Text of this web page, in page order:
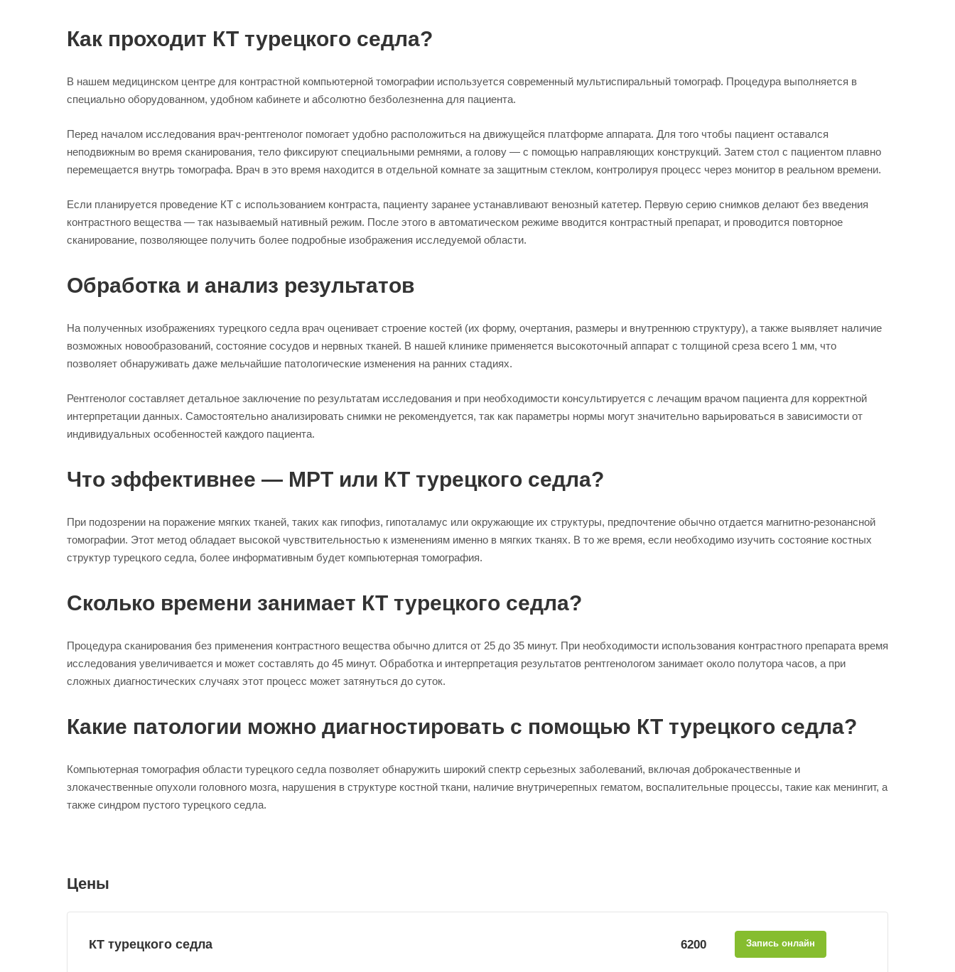
Как проходит КТ турецкого седла?
В нашем медицинском центре для контрастной компьютерной томографии используется современный мультиспиральный томограф. Процедура выполняется в
специально оборудованном, удобном кабинете и абсолютно безболезненна для пациента.
Перед началом исследования врач-рентгенолог помогает удобно расположиться на движущейся платформе аппарата. Для того чтобы пациент оставался
неподвижным во время сканирования, тело фиксируют специальными ремнями, а голову — с помощью направляющих конструкций. Затем стол с пациентом плавно
перемещается внутрь томографа. Врач в это время находится в отдельной комнате за защитным стеклом, контролируя процесс через монитор в реальном времени.
Если планируется проведение КТ с использованием контраста, пациенту заранее устанавливают венозный катетер. Первую серию снимков делают без введения
контрастного вещества — так называемый нативный режим. После этого в автоматическом режиме вводится контрастный препарат, и проводится повторное
сканирование, позволяющее получить более подробные изображения исследуемой области.
Обработка и анализ результатов
На полученных изображениях турецкого седла врач оценивает строение костей (их форму, очертания, размеры и внутреннюю структуру), а также выявляет наличие
возможных новообразований, состояние сосудов и нервных тканей. В нашей клинике применяется высокоточный аппарат с толщиной среза всего 1 мм, что
позволяет обнаруживать даже мельчайшие патологические изменения на ранних стадиях.
Рентгенолог составляет детальное заключение по результатам исследования и при необходимости консультируется с лечащим врачом пациента для корректной
интерпретации данных. Самостоятельно анализировать снимки не рекомендуется, так как параметры нормы могут значительно варьироваться в зависимости от
индивидуальных особенностей каждого пациента.
Что эффективнее — МРТ или КТ турецкого седла?
При подозрении на поражение мягких тканей, таких как гипофиз, гипоталамус или окружающие их структуры, предпочтение обычно отдается магнитно-резонансной
томографии. Этот метод обладает высокой чувствительностью к изменениям именно в мягких тканях. В то же время, если необходимо изучить состояние костных
структур турецкого седла, более информативным будет компьютерная томография.
Сколько времени занимает КТ турецкого седла?
Процедура сканирования без применения контрастного вещества обычно длится от 25 до 35 минут. При необходимости использования контрастного препарата время
исследования увеличивается и может составлять до 45 минут. Обработка и интерпретация результатов рентгенологом занимает около полутора часов, а при
сложных диагностических случаях этот процесс может затянуться до суток.
Какие патологии можно диагностировать с помощью КТ турецкого седла?
Компьютерная томография области турецкого седла позволяет обнаружить широкий спектр серьезных заболеваний, включая доброкачественные и
злокачественные опухоли головного мозга, нарушения в структуре костной ткани, наличие внутричерепных гематом, воспалительные процессы, такие как менингит, а
также синдром пустого турецкого седла.
Цены
КТ турецкого седла 6200 Запись онлайн